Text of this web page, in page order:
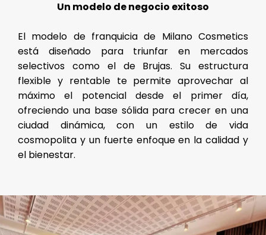
Un modelo de negocio exitoso
El modelo de franquicia de Milano Cosmetics
está diseñado para triunfar en mercados
selectivos como el de Brujas. Su estructura
flexible y rentable te permite aprovechar al
máximo el potencial desde el primer día,
ofreciendo una base sólida para crecer en una
ciudad dinámica, con un estilo de vida
cosmopolita y un fuerte enfoque en la calidad y
el bienestar.